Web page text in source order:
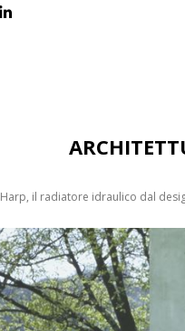
Harp, il radiatore idraulico dal